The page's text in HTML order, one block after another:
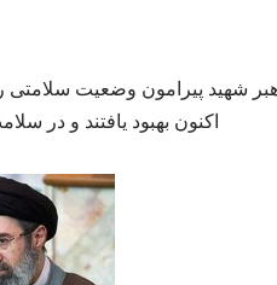
شهید پیرامون وضعیت سلامتی
اکنون بهبود یافتند و در